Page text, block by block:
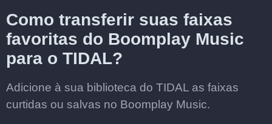
Como transferir suas faixas
favoritas do Boomplay Music
para o TIDAL?
Adicione à sua biblioteca do TIDAL as faixas
curtidas ou salvas no Boomplay Music.